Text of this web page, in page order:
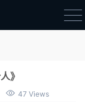
》
47 Views